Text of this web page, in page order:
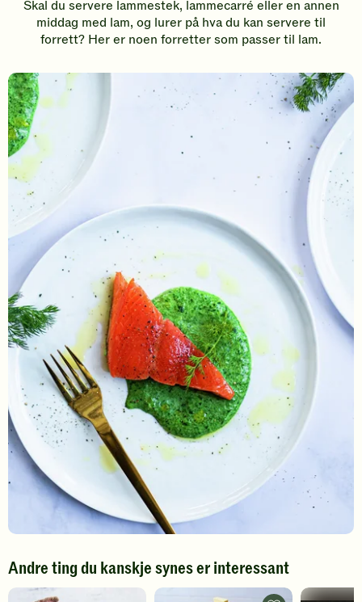
Skal du servere lammestek, lammecarré eller en annen
middag med lam, og lurer på hva du kan servere til
forrett? Her er noen forretter som passer til lam.
Andre ting du kanskje synes er interessant